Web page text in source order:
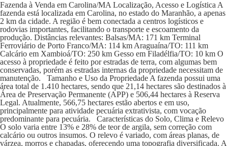
Fazenda à Venda em Carolina/MA Localização, Acesso e Logística A
fazenda está localizada em Carolina, no estado do Maranhão, a apenas
2 km da cidade. A região é bem conectada a centros logísticos e
rodovias importantes, facilitando o transporte e escoamento da
produção. Distâncias relevantes: Balsas/MA: 171 km Terminal
Ferroviário de Porto Franco/MA: 114 km Araguaína/TO: 111 km
Calcário em Xambioá/TO: 250 km Gesso em Filadélfia/TO: 10 km O
acesso à propriedade é feito por estradas de terra, com algumas bem
conservadas, porém as estradas internas da propriedade necessitam de
manutenção. Tamanho e Uso da Propriedade A fazenda possui uma
área total de 1.410 hectares, sendo que 21,14 hectares são destinados à
Área de Preservação Permanente (APP) e 506,44 hectares à Reserva
Legal. Atualmente, 566,75 hectares estão abertos e em uso,
principalmente para atividade pecuária extrativista, com vocação
predominante para pecuária. Características do Solo, Clima e Relevo
O solo varia entre 13% e 28% de teor de argila, sem correção com
calcário ou outros insumos. O relevo é variado, com áreas planas, de
várzea, morros e chapadas, oferecendo uma topografia diversificada. A